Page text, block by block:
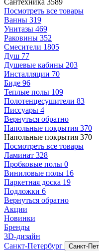
Сантехника 3589
Посмотреть все товары
Ванны 319
Унитазы 469
Раковины 352
Смесители 1805
Душ 77
Душевые кабины 203
Инсталляции 70
Биде 96
Теплые полы 109
Полотенцесушители 83
Писсуары 4
Вернуться обратно
Напольные покрытия 370
Напольные покрытия 370
Посмотреть все товары
Ламинат 328
Пробковые полы 0
Виниловые полы 16
Паркетная доска 19
Подложки 6
Вернуться обратно
Акции
Новинки
Бренды
3D-дизайн
Санкт-Петербург
Санкт-